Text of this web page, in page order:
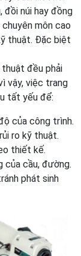
đồi núi hay đồng
môn cao
thuật. Đặc biệt
đều phải
vậy, việc trang
tất yếu để:
của công trình.
ro kỹ thuật.
thiết kế.
của cầu, đường.
phát sinh